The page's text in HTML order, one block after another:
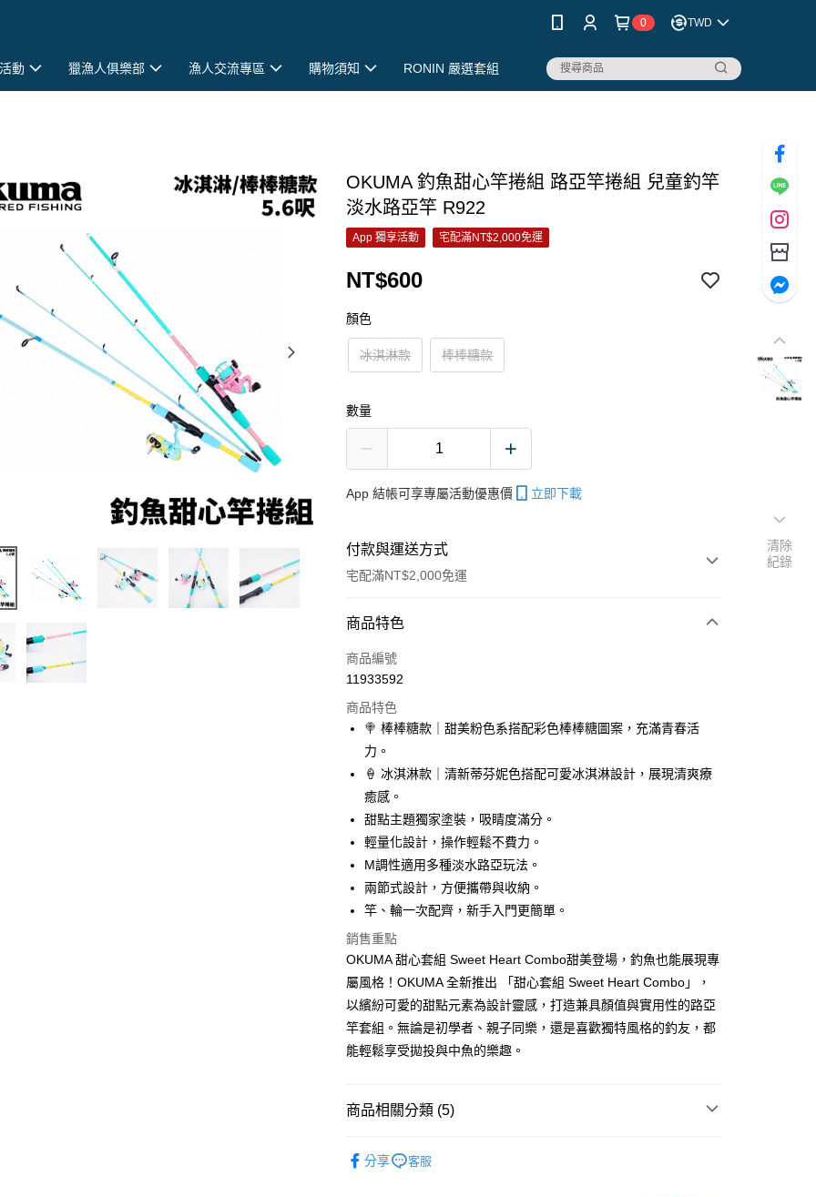
0 TWD
動 獵漁人俱樂部 漁人交流專區 購物須知 RONIN 嚴選套組
OKUMA 釣魚甜心竿捲組 路亞竿捲組 兒童釣竿
淡水路亞竿 R922
App 獨享活動 宅配滿NT$2,000免運
NT$600
顏色
冰淇淋款 棒棒糖款
數量
App 結帳可享專屬活動優惠價 立即下載
付款與運送方式
宅配滿NT$2,000免運
付款方式
信用卡一次付款
3 期 0 利率 每期 NT$200 21家銀行
合作金庫商業銀行
華南商業銀行
彰化商業銀行
國泰世華商業銀行
臺灣中小企業銀行
台中商業銀行
匯豐（台灣）商業銀行
聯邦商業銀行
元大商業銀行
台新國際商業銀行
台灣樂天信用卡公司
Apple Pay
悠遊付
相關說明
【大哥付你分期使用說明】
1.本服務由台灣大哥大提供，台灣大哥大用戶可立即使用無須另外申請。
流程，驗證手機門號後，選擇欲分期的期數、繳款截止日，確認付款後即
完成交易。
3.實際核准額度、可分期數及費用金額請依後續交易確認頁面所載為準。
4.訂單成立30分鐘內，如未前往確認交易或遇審核未通過，訂單將自動取
消。如遇「轉專審核」未通過狀況，表示未達大哥付你分期系統評分，恕
無法說明評估內容。
1.分期款項不併入電信帳單，「大哥付你分期」於每月結算日後寄送繳費提
帳／街口支付／iPASS MONEY」等通路繳費。
1.本服務係由「台灣大哥大股份有限公司」（以下簡稱本公司）所提供，讓
用戶於交易時，得透過本服務購買商品或服務，並由商店將買賣／分期付
AFTEE先享後付
【關於「AFTEE先享後付」】
AFTEE先享後付是「在收到商品之後才付款」的支付方式。 讓您購物簡單
便利好安心！
２．便利：只要手機號碼，簡訊認證，即可結帳。
３．安心：先確認商品／服務後，再付款。
【「AFTEE先享後付」結帳流程】
２．訂單成立數日內，您將收到繳費通知簡訊。
※ 請注意：結帳手續完成當下不需立刻繳費，但若您需要取消訂單，請聯
ATM付款
貨到付款
運送方式
每筆NT$100，滿NT$2,000(含以上)免運費
每筆NT$200，滿NT$2,000(含以上)免運費
商品特色
商品編號
11933592
商品特色
🍭 棒棒糖款｜甜美粉色系搭配彩色棒棒糖圖案，充滿青春活
力。
🍦 冰淇淋款｜清新蒂芬妮色搭配可愛冰淇淋設計，展現清爽療
癒感。
甜點主題獨家塗裝，吸睛度滿分。
輕量化設計，操作輕鬆不費力。
M調性適用多種淡水路亞玩法。
兩節式設計，方便攜帶與收納。
竿、輪一次配齊，新手入門更簡單。
銷售重點
OKUMA 甜心套組 Sweet Heart Combo甜美登場，釣魚也能展現專
屬風格！OKUMA 全新推出 「甜心套組 Sweet Heart Combo」，
以繽紛可愛的甜點元素為設計靈感，打造兼具顏值與實用性的路亞
竿套組。無論是初學者、親子同樂，還是喜歡獨特風格的釣友，都
能輕鬆享受拋投與中魚的樂趣。
商品相關分類 (5)
分享 客服
清除
紀錄